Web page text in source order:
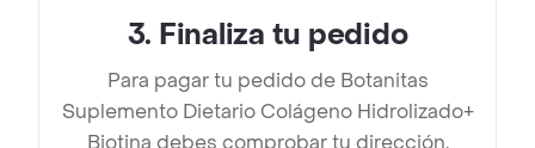
3. Finaliza tu pedido
Para pagar tu pedido de Botanitas
Suplemento Dietario Colágeno Hidrolizado+
Biotina debes comprobar tu dirección,